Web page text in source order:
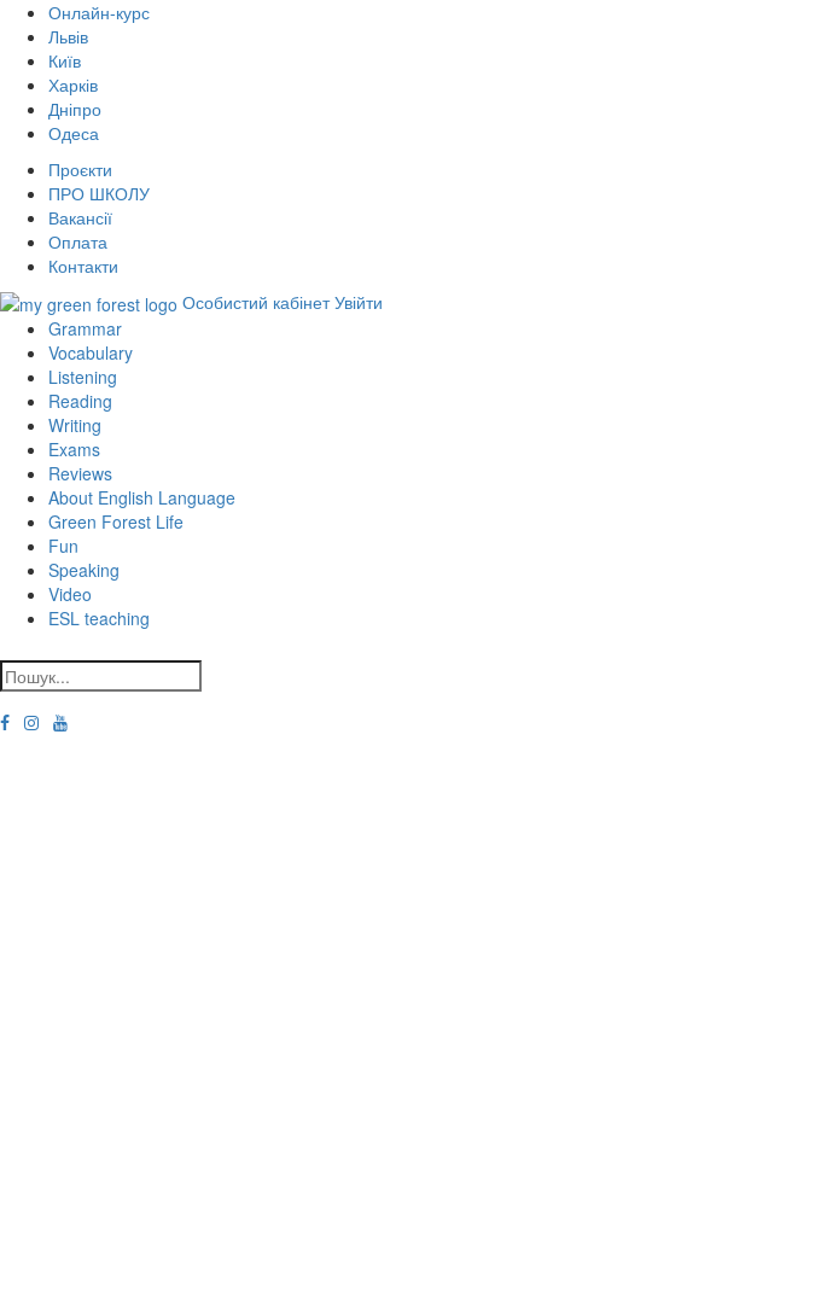
Онлайн-курс
Львів
Київ
Харків
Дніпро
Одеса
Проєкти
ПРО ШКОЛУ
Вакансії
Оплата
Контакти
Особистий кабінет Увійти
Grammar
Vocabulary
Listening
Reading
Writing
Exams
Reviews
About English Language
Green Forest Life
Fun
Speaking
Video
ESL teaching